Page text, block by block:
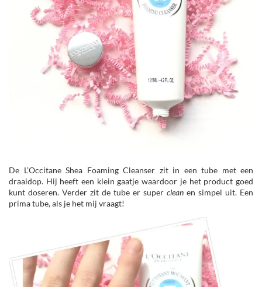
De L’Occitane Shea Foaming Cleanser zit in een tube met een
draaidop. Hij heeft een klein gaatje waardoor je het product goed
kunt doseren. Verder zit de tube er super clean en simpel uit. Een
prima tube, als je het mij vraagt!